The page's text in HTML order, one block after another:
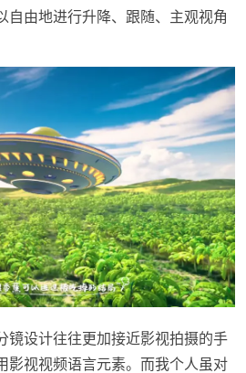
自由地进行升降、跟随、主观视角
镜设计往往更加接近影视拍摄的手
影视视频语言元素。而我个人虽对